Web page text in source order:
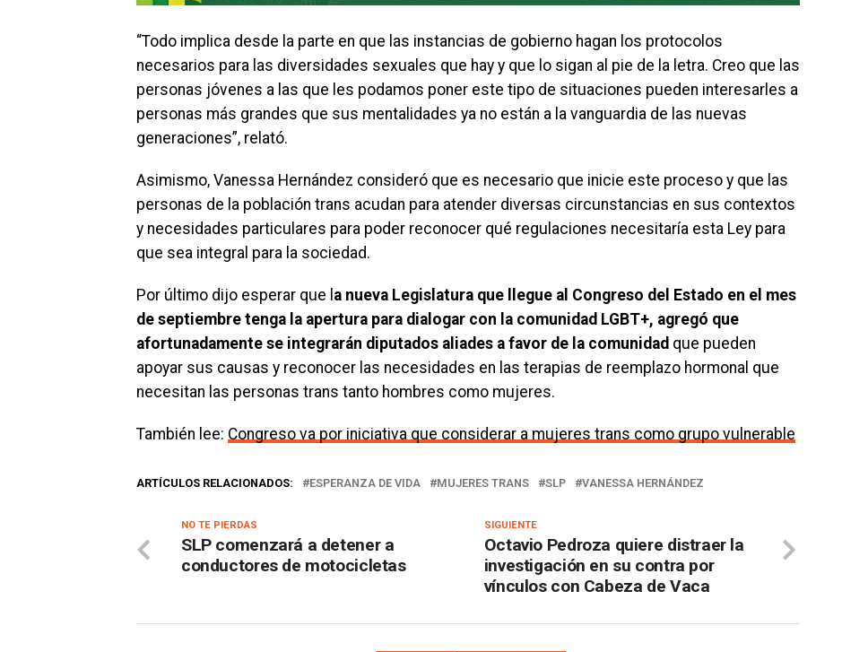
“Todo implica desde la parte en que las instancias de gobierno hagan los protocolos
necesarios para las diversidades sexuales que hay y que lo sigan al pie de la letra. Creo que las
personas jóvenes a las que les podamos poner este tipo de situaciones pueden interesarles a
personas más grandes que sus mentalidades ya no están a la vanguardia de las nuevas
generaciones”, relató.
Asimismo, Vanessa Hernández consideró que es necesario que inicie este proceso y que las
personas de la población trans acudan para atender diversas circunstancias en sus contextos
y necesidades particulares para poder reconocer qué regulaciones necesitaría esta Ley para
que sea integral para la sociedad.
Por último dijo esperar que l a nueva Legislatura que llegue al Congreso del Estado en el mes
de septiembre tenga la apertura para dialogar con la comunidad LGBT+, agregó que
afortunadamente se integrarán diputados aliades a favor de la comunidad que pueden
apoyar sus causas y reconocer las necesidades en las terapias de reemplazo hormonal que
necesitan las personas trans tanto hombres como mujeres.
También lee: Congreso va por iniciativa que considerar a mujeres trans como grupo vulnerable
ARTÍCULOS RELACIONADOS: ESPERANZA DE VIDA MUJERES TRANS SLP VANESSA HERNÁNDEZ
SIGUIENTE
Octavio Pedroza quiere distraer la
investigación en su contra por
vínculos con Cabeza de Vaca
NO TE PIERDAS
SLP comenzará a detener a
conductores de motocicletas